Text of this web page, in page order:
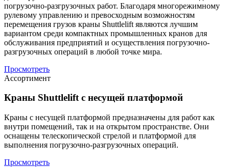
погрузочно-разгрузочных работ. Благодаря многорежимному
рулевому управлению и превосходным возможностям
перемещения грузов краны Shuttlelift являются лучшим
вариантом среди компактных промышленных кранов для
обслуживания предприятий и осуществления погрузочно-
разгрузочных операций в любой точке мира.
Просмотреть
Ассортимент
Краны Shuttlelift с несущей платформой
Краны с несущей платформой предназначены для работ как
внутри помещений, так и на открытом пространстве. Они
оснащены телескопической стрелой и платформой для
выполнения погрузочно-разгрузочных операций.
Просмотреть